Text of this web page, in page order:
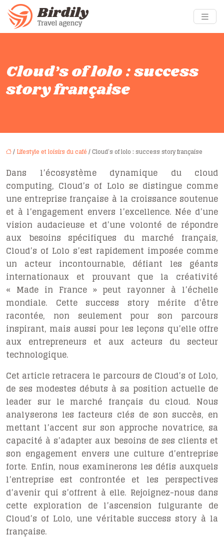
Cloud’s of lolo : success
story française
/ Lifestyle et loisirs du café / Cloud’s of lolo : success story française
Dans l’écosystème dynamique du cloud
computing, Cloud’s of Lolo se distingue comme
une entreprise française à la croissance soutenue
et à l’engagement envers l’excellence. Née d’une
vision audacieuse et d’une volonté de répondre
aux besoins spécifiques du marché français,
Cloud’s of Lolo s’est rapidement imposée comme
un acteur incontournable, défiant les géants
internationaux et prouvant que la créativité
« Made in France » peut rayonner à l’échelle
mondiale. Cette success story mérite d’être
racontée, non seulement pour son parcours
inspirant, mais aussi pour les leçons qu’elle offre
aux entrepreneurs et aux acteurs du secteur
technologique.
Cet article retracera le parcours de Cloud’s of Lolo,
de ses modestes débuts à sa position actuelle de
leader sur le marché français du cloud. Nous
analyserons les facteurs clés de son succès, en
mettant l’accent sur son approche novatrice, sa
capacité à s’adapter aux besoins de ses clients et
son engagement envers une culture d’entreprise
forte. Enfin, nous examinerons les défis auxquels
l’entreprise est confrontée et les perspectives
d’avenir qui s’offrent à elle. Rejoignez-nous dans
cette exploration de l’ascension fulgurante de
Cloud’s of Lolo, une véritable success story à la
française.